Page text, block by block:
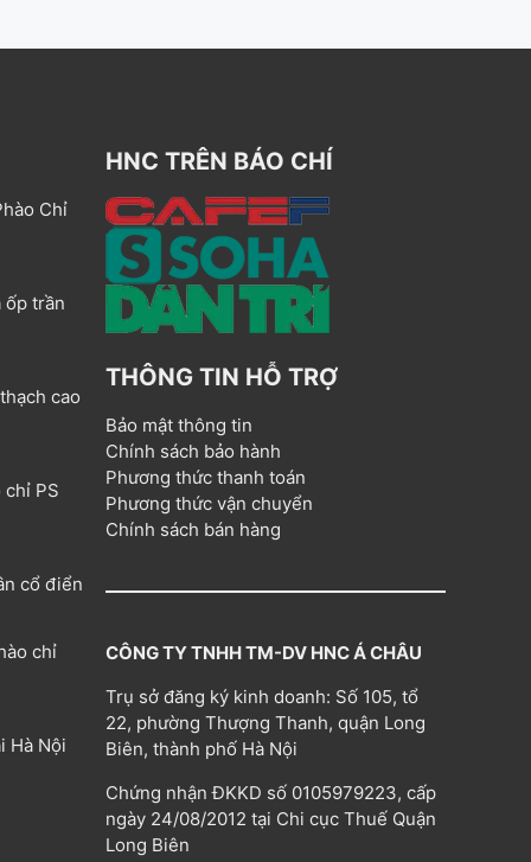
Chỉ
ốp trần
cao
chỉ PS
cổ điển
chỉ
Hà Nội
HNC TRÊN BÁO CHÍ
THÔNG TIN HỖ TRỢ
Bảo mật thông tin
Chính sách bảo hành
Phương thức thanh toán
Phương thức vận chuyển
Chính sách bán hàng
CÔNG TY TNHH TM-DV HNC Á CHÂU
Trụ sở đăng ký kinh doanh: Số 105, tổ
22, phường Thượng Thanh, quận Long
Biên, thành phố Hà Nội
Chứng nhận ĐKKD số 0105979223, cấp
ngày 24/08/2012 tại Chi cục Thuế Quận
Long Biên